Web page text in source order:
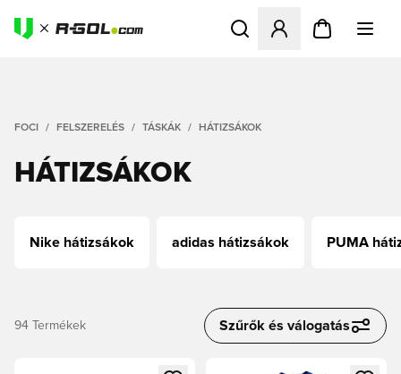
Megnyit egy modált a
FOCI FELSZERELÉS TÁSKÁK HÁTIZSÁKOK
HÁTIZSÁKOK
Nike hátizsákok adidas hátizsákok PUMA
94 Termékek Szűrők és válogatás